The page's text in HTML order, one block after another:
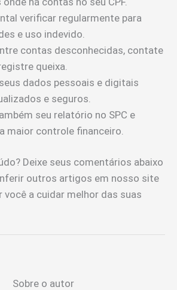
verificar regularmente para
e uso indevido.
contas desconhecidas, contate
queixa.
dados pessoais e digitais
e seguros.
seu relatório no SPC e
maior controle financeiro.
Deixe seus comentários abaixo
outros artigos em nosso site
você a cuidar melhor das suas
Sobre o autor